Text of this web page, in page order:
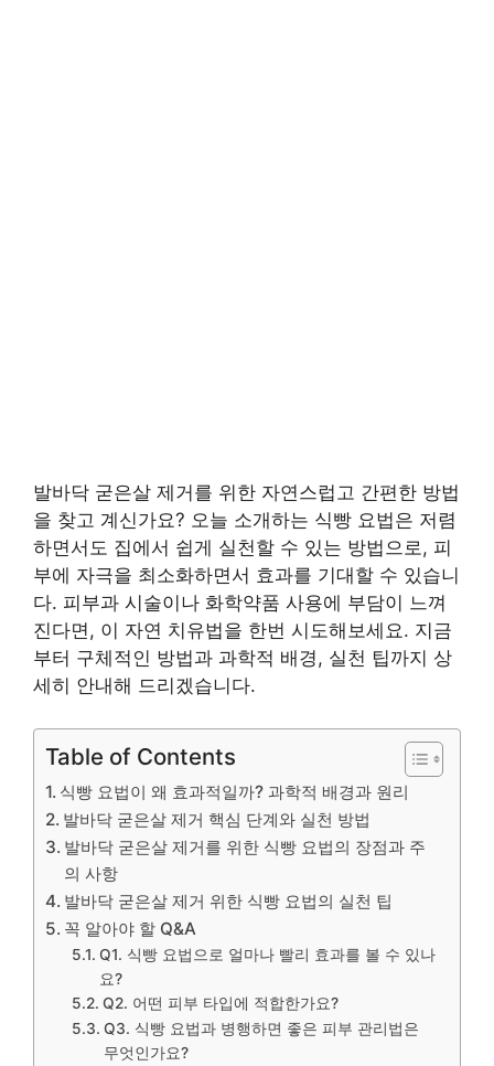
발바닥 굳은살 제거를 위한 자연스럽고 간편한 방법
을 찾고 계신가요? 오늘 소개하는 식빵 요법은 저렴
하면서도 집에서 쉽게 실천할 수 있는 방법으로, 피
부에 자극을 최소화하면서 효과를 기대할 수 있습니
다. 피부과 시술이나 화학약품 사용에 부담이 느껴
진다면, 이 자연 치유법을 한번 시도해보세요. 지금
부터 구체적인 방법과 과학적 배경, 실천 팁까지 상
세히 안내해 드리겠습니다.
Table of Contents
식빵 요법이 왜 효과적일까? 과학적 배경과 원리
발바닥 굳은살 제거 핵심 단계와 실천 방법
발바닥 굳은살 제거를 위한 식빵 요법의 장점과 주
의 사항
발바닥 굳은살 제거 위한 식빵 요법의 실천 팁
꼭 알아야 할 Q&A
Q1. 식빵 요법으로 얼마나 빨리 효과를 볼 수 있나
요?
Q2. 어떤 피부 타입에 적합한가요?
Q3. 식빵 요법과 병행하면 좋은 피부 관리법은
무엇인가요?